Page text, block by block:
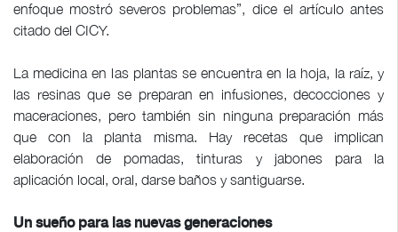
enfoque mostró severos problemas”, dice el artículo antes
citado del CICY.
La medicina en las plantas se encuentra en la hoja, la raíz, y
las resinas que se preparan en infusiones, decocciones y
maceraciones, pero también sin ninguna preparación más
que con la planta misma. Hay recetas que implican
elaboración de pomadas, tinturas y jabones para la
aplicación local, oral, darse baños y santiguarse.
Un sueño para las nuevas generaciones